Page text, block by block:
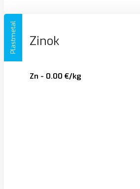
Plastmetal Zinok
Zn - 0.00 €/kg